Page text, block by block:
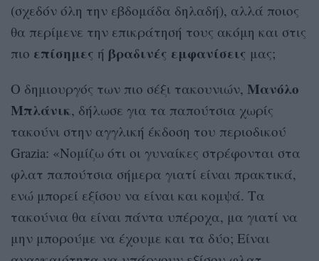
(σχεδόν όλη την εβδομάδα δηλαδή), αλλά ποιος
θα περίμενε την επικράτησή τους ακόμη και στις
πιο επίσημες ή βραδινές εμφανίσεις μας;
Ο δημιουργός των πιο σέξι τακουνιών, Μανόλο
Μπλάνικ, δήλωσε για τα παπούτσια χωρίς
τακούνι στην αγγλική έκδοση του περιοδικού
Grazia: «Νομίζω ότι οι γυναίκες στρέφονται στα
φλατ παπούτσια σήμερα γιατί είναι πρακτικά,
ενώ μπορεί εξίσου να είναι και κομψά. Τα
τακούνια θα είναι πάντα υπέροχα, μα γιατί να
μην μπορούμε να έχουμε και τα δύο; Είναι